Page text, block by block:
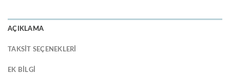
AÇIKLAMA
TAKSIT SEÇENEKLERI
EK BILGI